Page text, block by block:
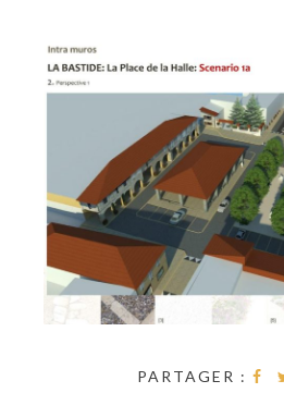
PARTAGER :